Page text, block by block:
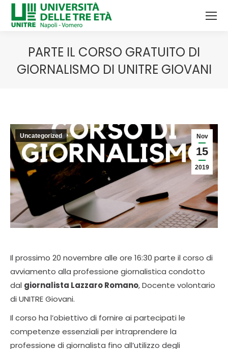
PARTE IL CORSO GRATUITO DI
GIORNALISMO DI UNITRE GIOVANI
Nov
15
2019
Uncategorized
Il prossimo 20 novembre alle ore 16:30 parte il corso di
avviamento alla professione giornalistica condotto
dal giornalista Lazzaro Romano, Docente volontario
di UNITRE Giovani.
Il corso ha l’obiettivo di fornire ai partecipati le
competenze essenziali per intraprendere la
professione di giornalista fino all’utilizzo degli